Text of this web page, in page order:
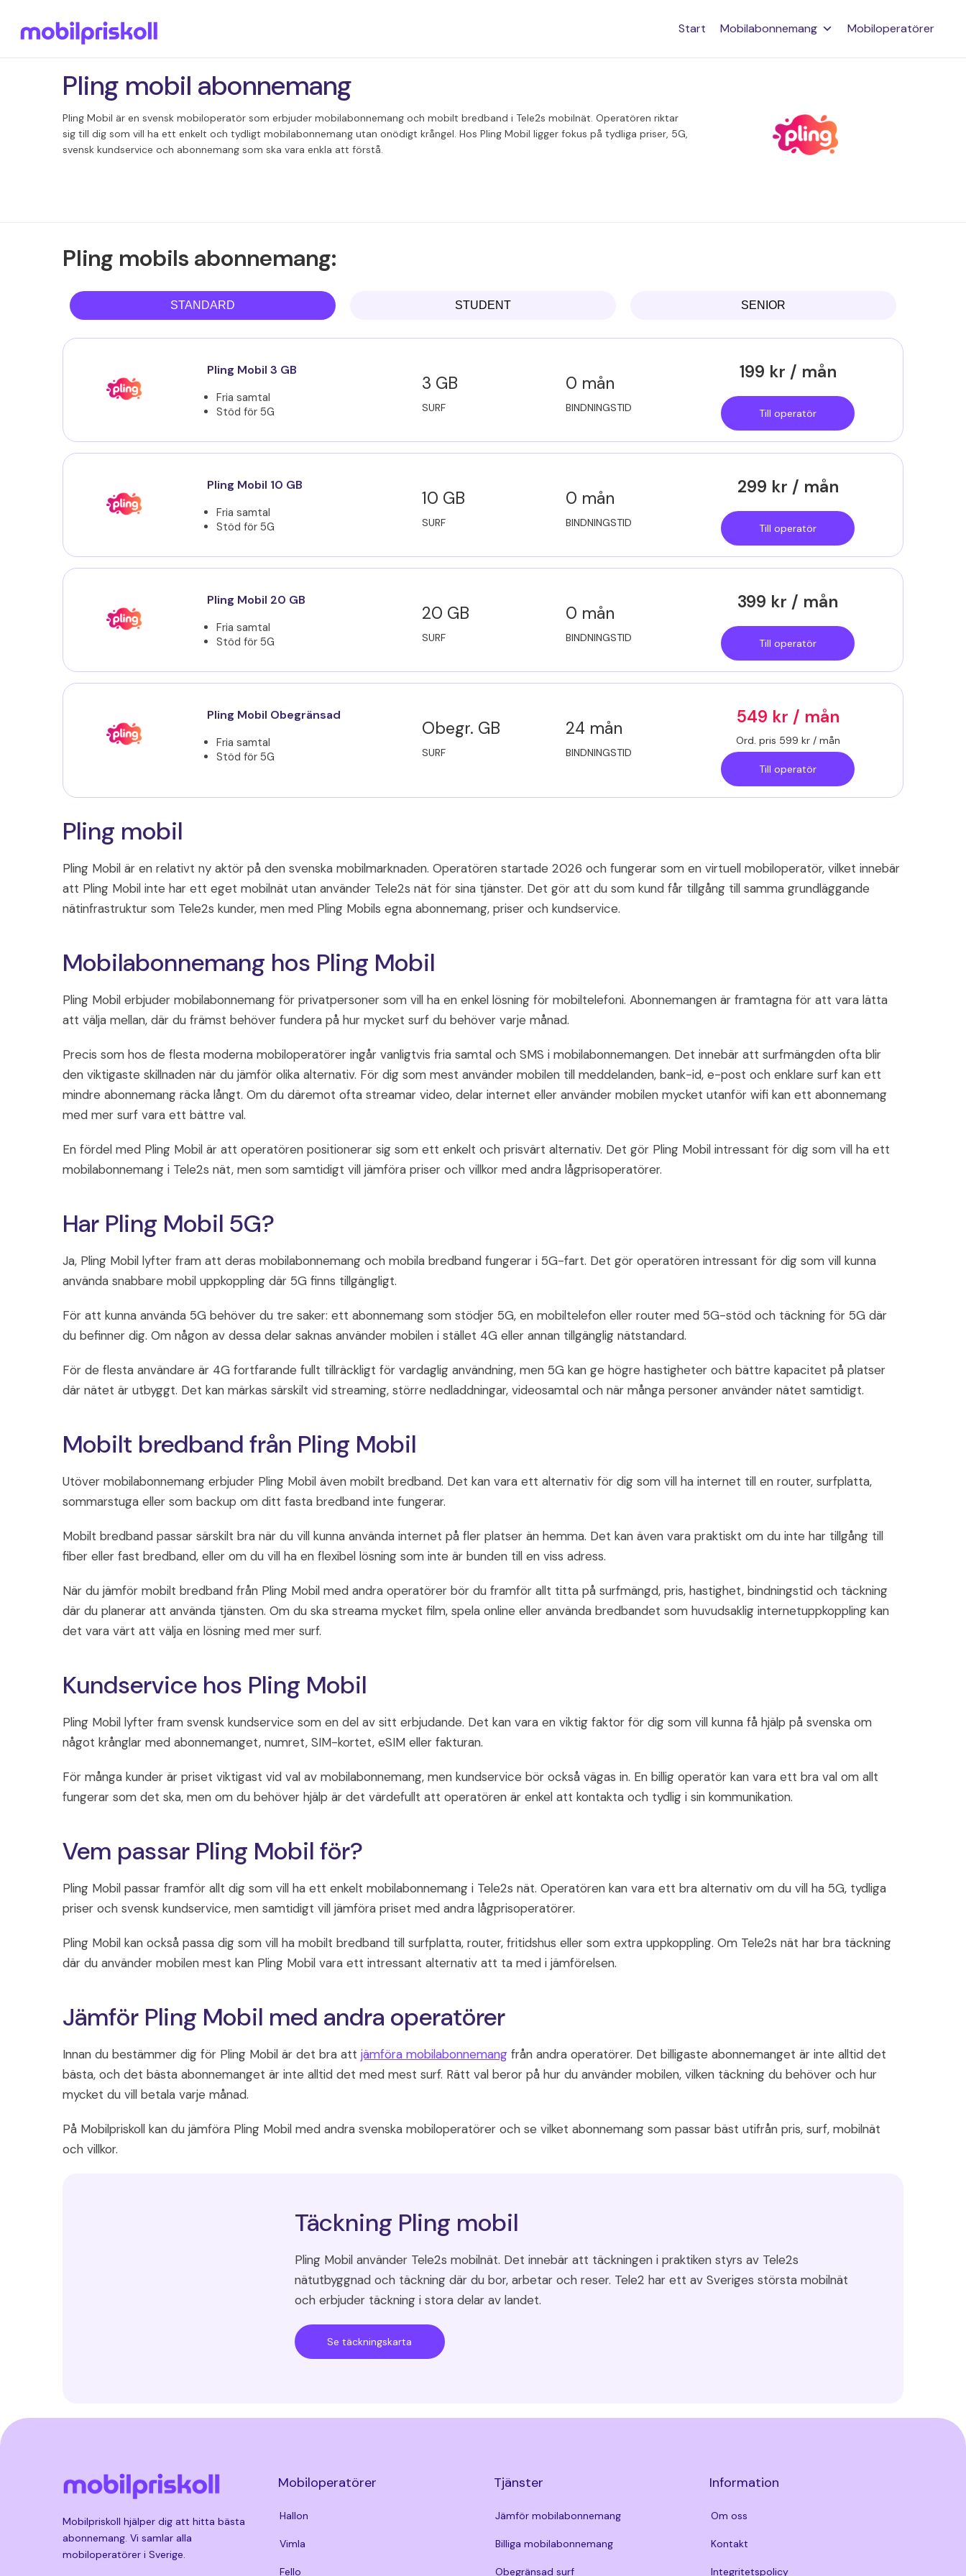
Start Mobilabonnemang Mobiloperatörer
Pling mobil abonnemang
Pling Mobil är en svensk mobiloperatör som erbjuder mobilabonnemang och mobilt bredband i Tele2s mobilnät. Operatören riktar
sig till dig som vill ha ett enkelt och tydligt mobilabonnemang utan onödigt krångel. Hos Pling Mobil ligger fokus på tydliga priser, 5G,
svensk kundservice och abonnemang som ska vara enkla att förstå.
Pling mobils abonnemang:
STANDARD STUDENT SENIOR
Pling Mobil 3 GB
Fria samtal
Stöd för 5G
3 GB
SURF
0 mån
BINDNINGSTID
199 kr / mån
Till operatör
Pling Mobil 10 GB
Fria samtal
Stöd för 5G
10 GB
SURF
0 mån
BINDNINGSTID
299 kr / mån
Till operatör
Pling Mobil 20 GB
Fria samtal
Stöd för 5G
20 GB
SURF
0 mån
BINDNINGSTID
399 kr / mån
Till operatör
Pling Mobil Obegränsad
Fria samtal
Stöd för 5G
Obegr. GB
SURF
24 mån
BINDNINGSTID
549 kr / mån
Ord. pris 599 kr / mån
Till operatör
Pling mobil
Pling Mobil är en relativt ny aktör på den svenska mobilmarknaden. Operatören startade 2026 och fungerar som en virtuell mobiloperatör, vilket innebär
att Pling Mobil inte har ett eget mobilnät utan använder Tele2s nät för sina tjänster. Det gör att du som kund får tillgång till samma grundläggande
nätinfrastruktur som Tele2s kunder, men med Pling Mobils egna abonnemang, priser och kundservice.
Mobilabonnemang hos Pling Mobil
Pling Mobil erbjuder mobilabonnemang för privatpersoner som vill ha en enkel lösning för mobiltelefoni. Abonnemangen är framtagna för att vara lätta
att välja mellan, där du främst behöver fundera på hur mycket surf du behöver varje månad.
Precis som hos de flesta moderna mobiloperatörer ingår vanligtvis fria samtal och SMS i mobilabonnemangen. Det innebär att surfmängden ofta blir
den viktigaste skillnaden när du jämför olika alternativ. För dig som mest använder mobilen till meddelanden, bank-id, e-post och enklare surf kan ett
mindre abonnemang räcka långt. Om du däremot ofta streamar video, delar internet eller använder mobilen mycket utanför wifi kan ett abonnemang
med mer surf vara ett bättre val.
En fördel med Pling Mobil är att operatören positionerar sig som ett enkelt och prisvärt alternativ. Det gör Pling Mobil intressant för dig som vill ha ett
mobilabonnemang i Tele2s nät, men som samtidigt vill jämföra priser och villkor med andra lågprisoperatörer.
Har Pling Mobil 5G?
Ja, Pling Mobil lyfter fram att deras mobilabonnemang och mobila bredband fungerar i 5G-fart. Det gör operatören intressant för dig som vill kunna
använda snabbare mobil uppkoppling där 5G finns tillgängligt.
För att kunna använda 5G behöver du tre saker: ett abonnemang som stödjer 5G, en mobiltelefon eller router med 5G-stöd och täckning för 5G där
du befinner dig. Om någon av dessa delar saknas använder mobilen i stället 4G eller annan tillgänglig nätstandard.
För de flesta användare är 4G fortfarande fullt tillräckligt för vardaglig användning, men 5G kan ge högre hastigheter och bättre kapacitet på platser
där nätet är utbyggt. Det kan märkas särskilt vid streaming, större nedladdningar, videosamtal och när många personer använder nätet samtidigt.
Mobilt bredband från Pling Mobil
Utöver mobilabonnemang erbjuder Pling Mobil även mobilt bredband. Det kan vara ett alternativ för dig som vill ha internet till en router, surfplatta,
sommarstuga eller som backup om ditt fasta bredband inte fungerar.
Mobilt bredband passar särskilt bra när du vill kunna använda internet på fler platser än hemma. Det kan även vara praktiskt om du inte har tillgång till
fiber eller fast bredband, eller om du vill ha en flexibel lösning som inte är bunden till en viss adress.
När du jämför mobilt bredband från Pling Mobil med andra operatörer bör du framför allt titta på surfmängd, pris, hastighet, bindningstid och täckning
där du planerar att använda tjänsten. Om du ska streama mycket film, spela online eller använda bredbandet som huvudsaklig internetuppkoppling kan
det vara värt att välja en lösning med mer surf.
Kundservice hos Pling Mobil
Pling Mobil lyfter fram svensk kundservice som en del av sitt erbjudande. Det kan vara en viktig faktor för dig som vill kunna få hjälp på svenska om
något krånglar med abonnemanget, numret, SIM-kortet, eSIM eller fakturan.
För många kunder är priset viktigast vid val av mobilabonnemang, men kundservice bör också vägas in. En billig operatör kan vara ett bra val om allt
fungerar som det ska, men om du behöver hjälp är det värdefullt att operatören är enkel att kontakta och tydlig i sin kommunikation.
Vem passar Pling Mobil för?
Pling Mobil passar framför allt dig som vill ha ett enkelt mobilabonnemang i Tele2s nät. Operatören kan vara ett bra alternativ om du vill ha 5G, tydliga
priser och svensk kundservice, men samtidigt vill jämföra priset med andra lågprisoperatörer.
Pling Mobil kan också passa dig som vill ha mobilt bredband till surfplatta, router, fritidshus eller som extra uppkoppling. Om Tele2s nät har bra täckning
där du använder mobilen mest kan Pling Mobil vara ett intressant alternativ att ta med i jämförelsen.
Jämför Pling Mobil med andra operatörer
Innan du bestämmer dig för Pling Mobil är det bra att jämföra mobilabonnemang från andra operatörer. Det billigaste abonnemanget är inte alltid det
bästa, och det bästa abonnemanget är inte alltid det med mest surf. Rätt val beror på hur du använder mobilen, vilken täckning du behöver och hur
mycket du vill betala varje månad.
På Mobilpriskoll kan du jämföra Pling Mobil med andra svenska mobiloperatörer och se vilket abonnemang som passar bäst utifrån pris, surf, mobilnät
och villkor.
Täckning Pling mobil
Pling Mobil använder Tele2s mobilnät. Det innebär att täckningen i praktiken styrs av Tele2s
nätutbyggnad och täckning där du bor, arbetar och reser. Tele2 har ett av Sveriges största mobilnät
och erbjuder täckning i stora delar av landet.
Se täckningskarta
Mobilpriskoll hjälper dig att hitta bästa
abonnemang. Vi samlar alla
mobiloperatörer i Sverige.
Mobiloperatörer
Hallon
Vimla
Fello
Tjänster
Jämför mobilabonnemang
Billiga mobilabonnemang
Obegränsad surf
Information
Om oss
Kontakt
Integritetspolicy